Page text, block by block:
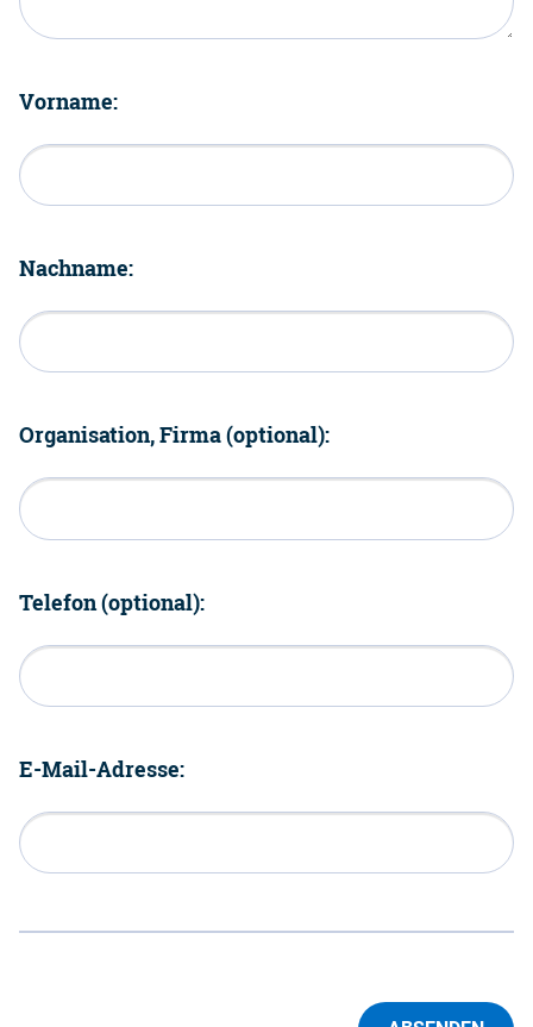
Vorname:
Nachname:
Organisation, Firma (optional):
Telefon (optional):
E-Mail-Adresse: